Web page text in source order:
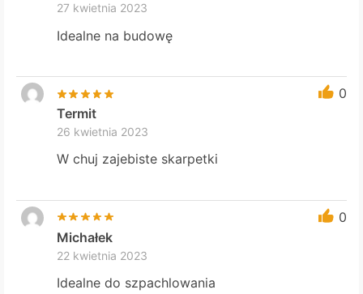
27 kwietnia 2023
Idealne na budowę
0
Termit
26 kwietnia 2023
W chuj zajebiste skarpetki
0
Michałek
22 kwietnia 2023
Idealne do szpachlowania